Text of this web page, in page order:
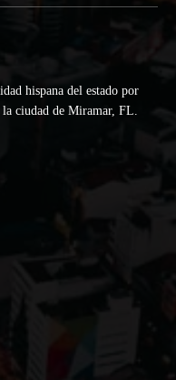
hispana del estado por
la ciudad de Miramar, FL.